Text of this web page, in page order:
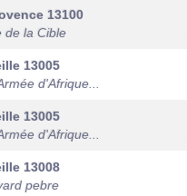
13100
de la Cible
13005
d'Afrique...
13005
d'Afrique...
13008
pebre